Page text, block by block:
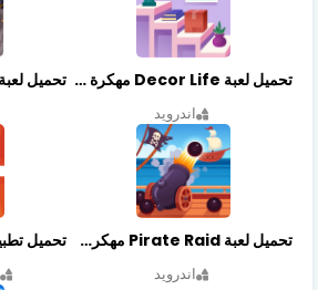
تحميل لعبة Decor Life مهكرة أخر إصدار
اندرويد
تحميل لعبة Pirate Raid مهكرة أخر إصدار
اندرويد